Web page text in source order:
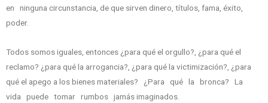
en ninguna circunstancia, de que sirven dinero, títulos, fama, éxito,
poder.
Todos somos iguales, entonces ¿para qué el orgullo?, ¿para qué el
reclamo? ¿para qué la arrogancia?, ¿para qué la victimización?, ¿para
qué el apego a los bienes materiales? ¿Para qué la bronca? La
vida puede tomar rumbos jamás imaginados.